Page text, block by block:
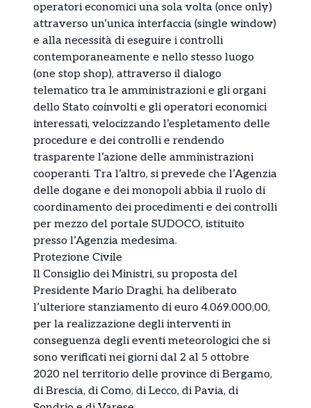
operatori economici una sola volta (once only)
attraverso un’unica interfaccia (single window)
e alla necessità di eseguire i controlli
contemporaneamente e nello stesso luogo
(one stop shop), attraverso il dialogo
telematico tra le amministrazioni e gli organi
dello Stato coinvolti e gli operatori economici
interessati, velocizzando l’espletamento delle
procedure e dei controlli e rendendo
trasparente l’azione delle amministrazioni
cooperanti. Tra l’altro, si prevede che l’Agenzia
delle dogane e dei monopoli abbia il ruolo di
coordinamento dei procedimenti e dei controlli
per mezzo del portale SUDOCO, istituito
presso l’Agenzia medesima.
Protezione Civile
Il Consiglio dei Ministri, su proposta del
Presidente Mario Draghi, ha deliberato
l’ulteriore stanziamento di euro 4.069.000,00,
per la realizzazione degli interventi in
conseguenza degli eventi meteorologici che si
sono verificati nei giorni dal 2 al 5 ottobre
2020 nel territorio delle province di Bergamo,
di Brescia, di Como, di Lecco, di Pavia, di